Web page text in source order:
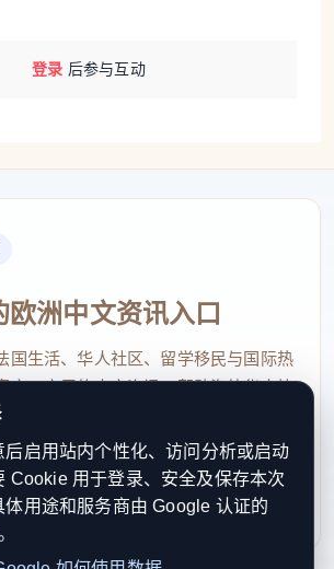
登录 后参与互动
欧洲中文资讯入口
国生活、华人社区、留学移民与国际热
实、实用的中文资讯，帮助海外华人快
合作：工作日优先处理站务、投稿与权
启用站内个性化、访问分析或启动
Cookie 用于登录、安全及保存本次
用途和服务商由 Google 认证的